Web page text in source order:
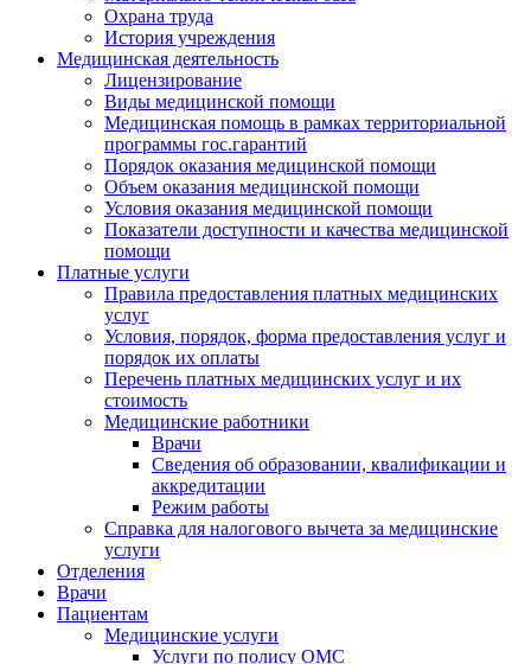
Охрана труда
История учреждения
Медицинская деятельность
Лицензирование
Виды медицинской помощи
Медицинская помощь в рамках территориальной
программы гос.гарантий
Порядок оказания медицинской помощи
Объем оказания медицинской помощи
Условия оказания медицинской помощи
Показатели доступности и качества медицинской
помощи
Платные услуги
Правила предоставления платных медицинских
услуг
Условия, порядок, форма предоставления услуг и
порядок их оплаты
Перечень платных медицинских услуг и их
стоимость
Медицинские работники
Врачи
Сведения об образовании, квалификации и
аккредитации
Режим работы
Справка для налогового вычета за медицинские
услуги
Отделения
Врачи
Пациентам
Медицинские услуги
Услуги по полису ОМС